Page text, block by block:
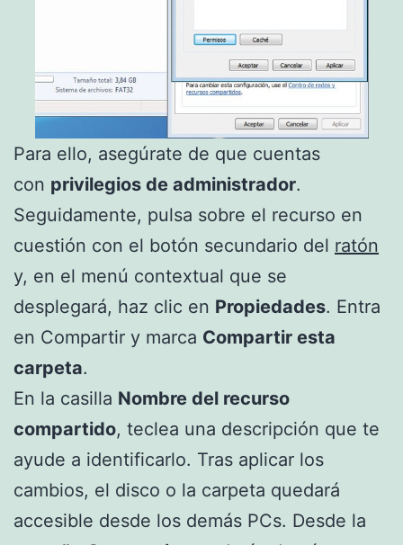
Para ello, asegúrate de que cuentas
con privilegios de administrador.
Seguidamente, pulsa sobre el recurso en
cuestión con el botón secundario del ratón
y, en el menú contextual que se
desplegará, haz clic en Propiedades. Entra
en Compartir y marca Compartir esta
carpeta.
En la casilla Nombre del recurso
compartido, teclea una descripción que te
ayude a identificarlo. Tras aplicar los
cambios, el disco o la carpeta quedará
accesible desde los demás PCs. Desde la